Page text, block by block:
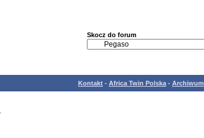
Skocz do forum
Kontakt - Africa Twin Polska - Archiwum